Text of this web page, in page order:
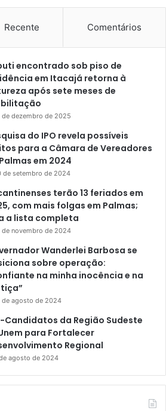
Recente Comentários
encontrado sob piso de
em Itacajá retorna à
após sete meses de
de dezembro de 2025
do IPO revela possíveis
para a Câmara de Vereadores
em 2024
de setembro de 2024
terão 13 feriados em
com mais folgas em Palmas;
a lista completa
de novembro de 2024
Wanderlei Barbosa se
sobre operação:
na minha inocência e na
de agosto de 2024
Candidatos da Região Sudeste
para Fortalecer
Regional
agosto de 2024